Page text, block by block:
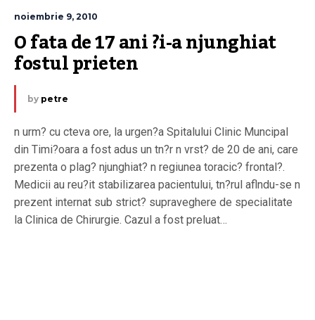
noiembrie 9, 2010
O fata de 17 ani ?i-a njunghiat
fostul prieten
by petre
n urm? cu cteva ore, la urgen?a Spitalului Clinic Muncipal
din Timi?oara a fost adus un tn?r n vrst? de 20 de ani, care
prezenta o plag? njunghiat? n regiunea toracic? frontal?.
Medicii au reu?it stabilizarea pacientului, tn?rul aflndu-se n
prezent internat sub strict? supraveghere de specialitate
la Clinica de Chirurgie. Cazul a fost preluat…